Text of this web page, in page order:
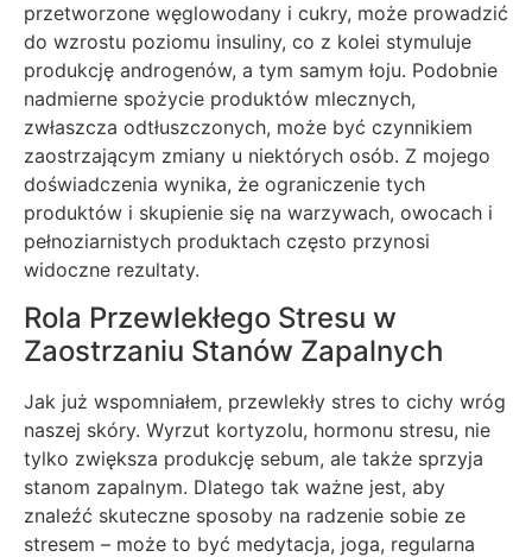
przetworzone węglowodany i cukry, może prowadzić
do wzrostu poziomu insuliny, co z kolei stymuluje
produkcję androgenów, a tym samym łoju. Podobnie
nadmierne spożycie produktów mlecznych,
zwłaszcza odtłuszczonych, może być czynnikiem
zaostrzającym zmiany u niektórych osób. Z mojego
doświadczenia wynika, że ograniczenie tych
produktów i skupienie się na warzywach, owocach i
pełnoziarnistych produktach często przynosi
widoczne rezultaty.
Rola Przewlekłego Stresu w
Zaostrzaniu Stanów Zapalnych
Jak już wspomniałem, przewlekły stres to cichy wróg
naszej skóry. Wyrzut kortyzolu, hormonu stresu, nie
tylko zwiększa produkcję sebum, ale także sprzyja
stanom zapalnym. Dlatego tak ważne jest, aby
znaleźć skuteczne sposoby na radzenie sobie ze
stresem – może to być medytacja, joga, regularna